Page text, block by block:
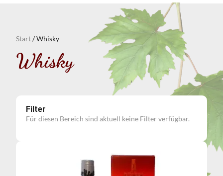
Start/ Whisky
Whisky
Filter
Für diesen Bereich sind aktuell keine Filter verfügbar.